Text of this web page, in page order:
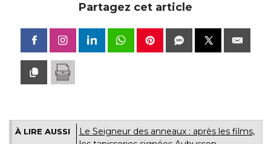
Partagez cet article
À LIRE AUSSI
Le Seigneur des anneaux : après les films,